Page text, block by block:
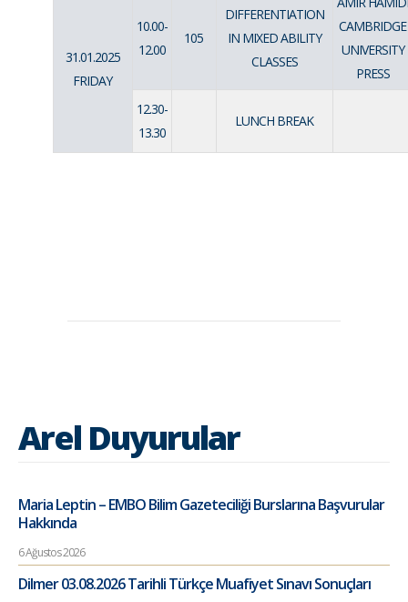
31.01.2025
FRIDAY
10.00-
12.00
105
DIFFERENTIATION
IN MIXED ABILITY
CLASSES
CAMBRIDGE
UNIVERSITY
PRESS
12.30-
13.30
LUNCH BREAK
Arel Duyurular
Maria Leptin – EMBO Bilim Gazeteciliği Burslarına Başvurular
Hakkında
6 Ağustos 2026
Dilmer 03.08.2026 Tarihli Türkçe Muafiyet Sınavı Sonuçları